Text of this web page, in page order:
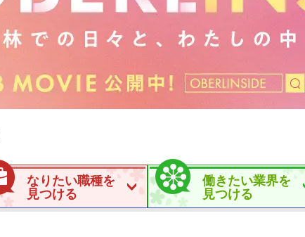
なりたい職種を
見つける
働きたい業界を
見つける